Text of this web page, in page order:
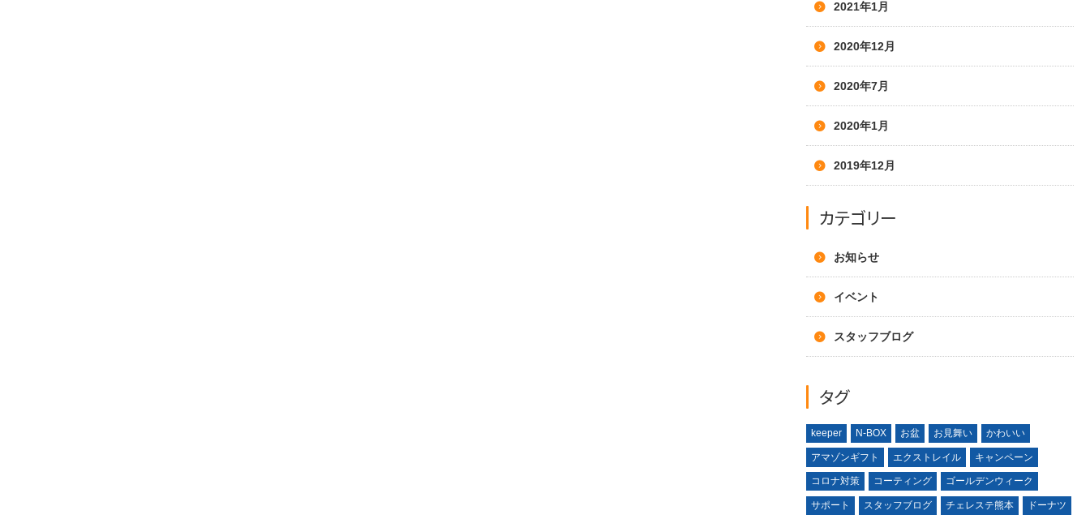
2021年1月
2020年12月
2020年7月
2020年1月
2019年12月
カテゴリー
お知らせ
イベント
スタッフブログ
タグ
keeper N-BOX お盆 お見舞い かわいい
アマゾンギフト エクストレイル キャンペーン
コロナ対策 コーティング ゴールデンウィーク
サポート スタッフブログ チェレステ熊本 ドーナツ